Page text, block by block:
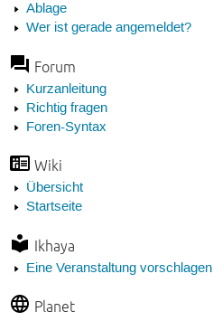
Ablage
Wer ist gerade angemeldet?
Forum
Kurzanleitung
Richtig fragen
Foren-Syntax
Wiki
Übersicht
Startseite
Ikhaya
Eine Veranstaltung vorschlagen
Planet